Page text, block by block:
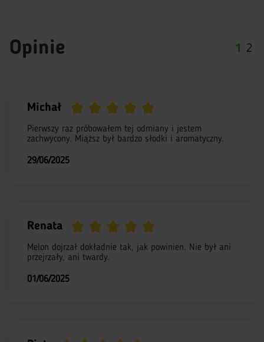
Opinie 1 2
Michał
Pierwszy raz próbowałem tej odmiany i jestem
zachwycony. Miąższ był bardzo słodki i aromatyczny.
29/06/2025
Renata
Melon dojrzał dokładnie tak, jak powinien. Nie był ani
przejrzały, ani twardy.
01/06/2025